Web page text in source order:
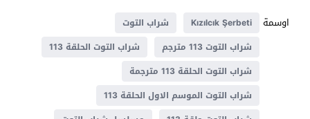
اوسمة
Kızılcık Şerbeti
شراب التوت
شراب التوت 113 مترجم
شراب التوت الحلقة 113
شراب التوت الحلقة 113 مترجمة
شراب التوت الموسم الاول الحلقة 113